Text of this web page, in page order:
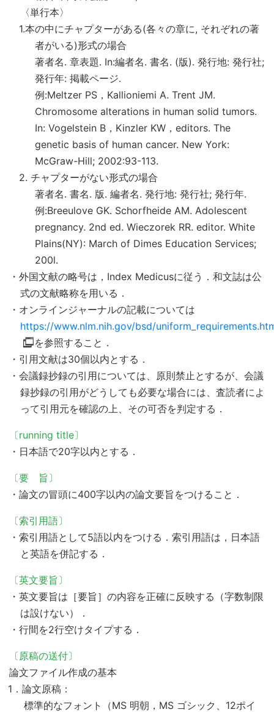
〈単行本〉
1.本の中にチャプターがある(各々の章に, それぞれの著
者がいる)形式の場合
著者名. 章表題. In:編者名. 書名. (版). 発行地: 発行社;
発行年: 掲載ページ.
例:Meltzer PS，Kallioniemi A. Trent JM.
Chromosome alterations in human solid tumors.
In: Vogelstein B，Kinzler KW，editors. The
genetic basis of human cancer. New York:
McGraw-Hill; 2002:93-113.
2. チャプターがない形式の場合
著者名. 書名. 版. 編者名. 発行地: 発行社; 発行年.
例:Breeulove GK. Schorfheide AM. Adolescent
pregnancy. 2nd ed. Wieczorek RR. editor. White
Plains(NY): March of Dimes Education Services;
200l.
・外国文献の略号は，Index Medicusに従う．和文誌は公
式の文献略称を用いる．
・オンラインジャーナルの記載については
https://www.nlm.nih.gov/bsd/
を参照すること．
・引用文献は30個以内とする．
・会議録抄録の引用については、原則禁止とするが、会議
録抄録の引用がどうしても必要な場合には、査読者によ
って引用元を確認の上、その可否を判定する．
〔running title〕
・日本語で20字以内とする．
〔要 旨〕
・論文の冒頭に400字以内の論文要旨をつけること．
〔索引用語〕
・索引用語として5語以内をつける．索引用語は，日本語
と英語を併記する．
〔英文要旨〕
・英文要旨は［要旨］の内容を正確に反映する（字数制限
は設けない）．
・行間を2行空けタイプする．
〔原稿の送付〕
論文ファイル作成の基本
1．論文原稿：
標準的なフォント（MS 明朝，MS ゴシック、12ポイ